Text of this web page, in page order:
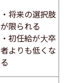
・将来の選択肢
が限られる
・初任給が大卒
者よりも低くな
る